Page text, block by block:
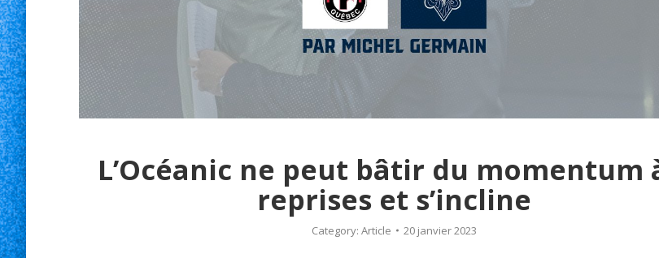
L’Océanic ne peut bâtir du momentum
reprises et s’incline
Category: Article 20 janvier 2023